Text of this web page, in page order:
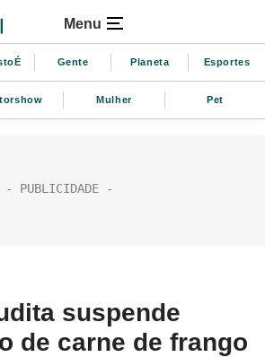
Menu
Gente Planeta Esportes
Mulher Pet
suspende
de carne de frango